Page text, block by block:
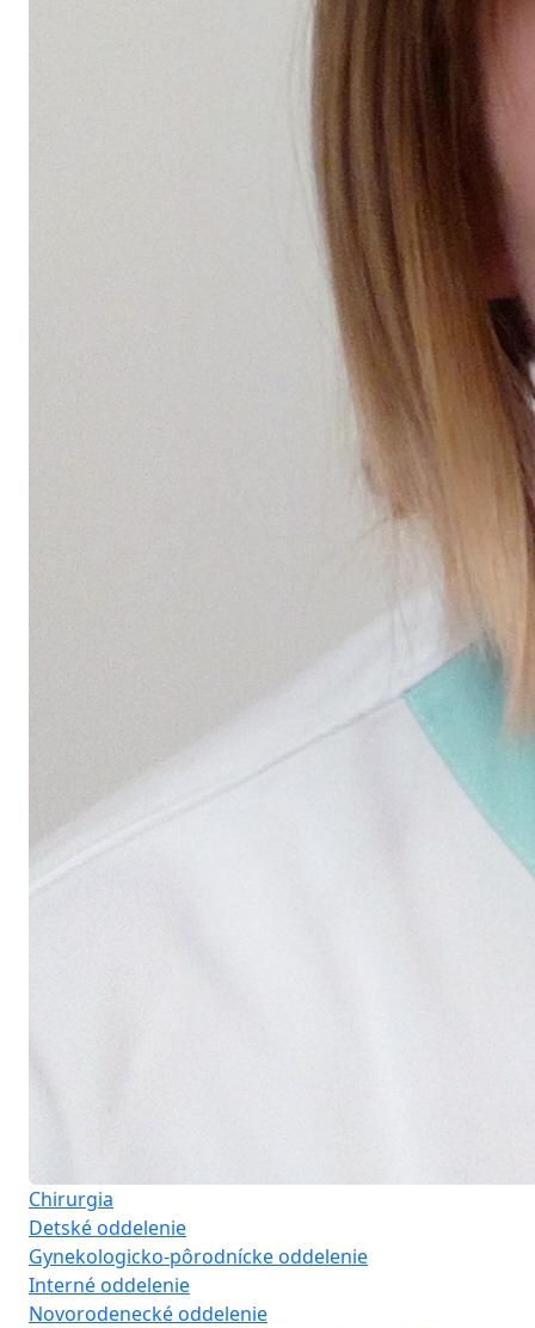
Chirurgia
Detské oddelenie
Gynekologicko-pôrodnícke oddelenie
Interné oddelenie
Novorodenecké oddelenie